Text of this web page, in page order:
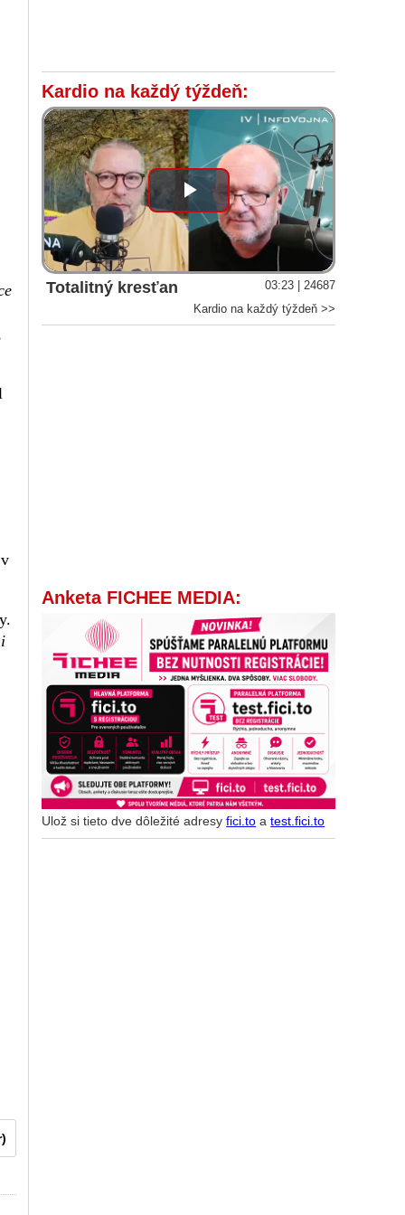
Kardio na každý týždeň:
Play
Video
Totalitný kresťan
03:23 | 24687
Kardio na každý týždeň >>
Anketa FICHEE MEDIA:
Ulož si tieto dve dôležité adresyfici.to atest.fici.to